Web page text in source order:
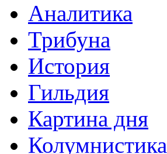
Аналитика
Трибуна
История
Гильдия
Картина дня
Колумнистика